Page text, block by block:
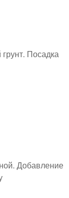
Посадка
Добавление